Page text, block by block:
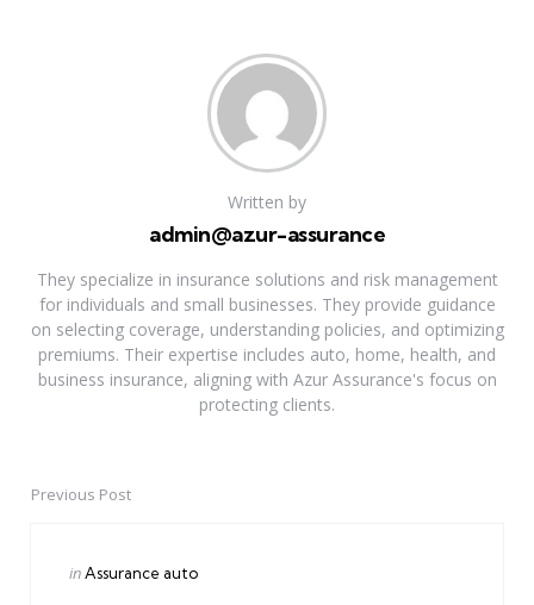
Written by
admin@azur-assurance
They specialize in insurance solutions and risk management
for individuals and small businesses. They provide guidance
on selecting coverage, understanding policies, and optimizing
premiums. Their expertise includes auto, home, health, and
business insurance, aligning with Azur Assurance's focus on
protecting clients.
PostPrevious Post
Posted
inAssurance auto